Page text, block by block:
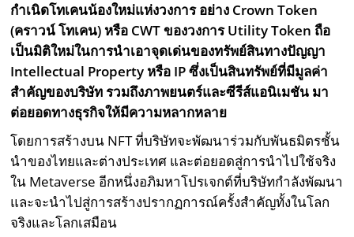
กำเนิดโทเคนน้องใหม่แห่งวงการ อย่าง Crown Token
(คราวน์ โทเคน) หรือ CWT ของวงการ Utility Token ถือ
เป็นมิติใหม่ในการนำเอาจุดเด่นของทรัพย์สินทางปัญญา
Intellectual Property หรือ IP ซึ่งเป็นสินทรัพย์ที่มีมูลค่า
สำคัญของบริษัท รวมถึงภาพยนตร์และซีรีส์แอนิเมชัน มา
ต่อยอดทางธุรกิจให้มีความหลากหลาย
โดยการสร้างบน NFT ที่บริษัทจะพัฒนาร่วมกับพันธมิตรชั้น
นำของไทยและต่างประเทศ และต่อยอดสู่การนำไปใช้จริง
ใน Metaverse อีกหนึ่งอภิมหาโปรเจกต์ที่บริษัทกำลังพัฒนา
และจะนำไปสู่การสร้างปรากฏการณ์ครั้งสำคัญทั้งในโลก
จริงและโลกเสมือน